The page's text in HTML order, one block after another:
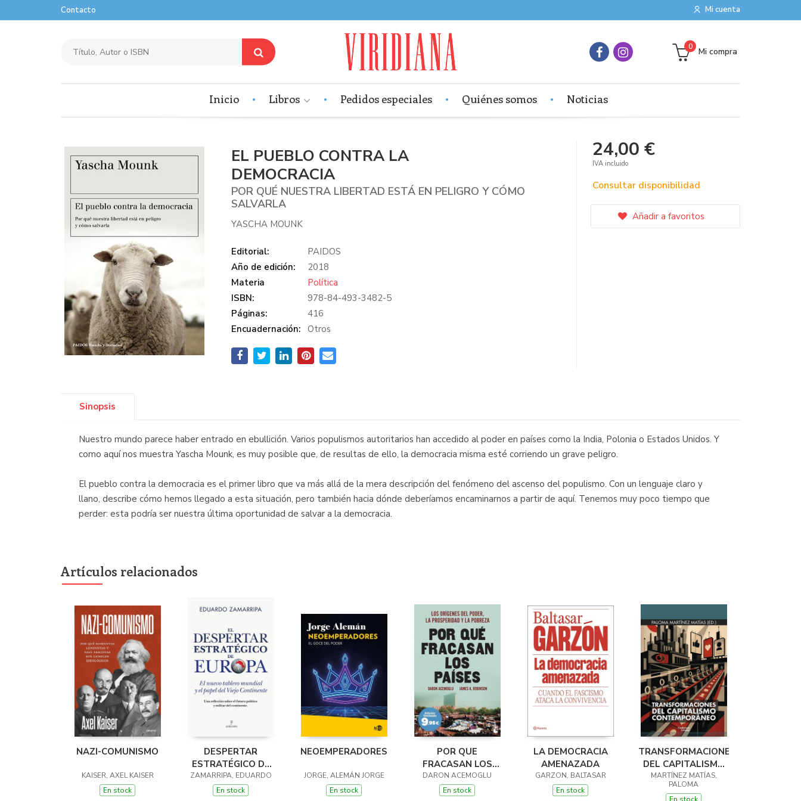
Mi cuenta
Contacto
Mi compra
0
Inicio Libros Pedidos especiales Quiénes somos Noticias
EL PUEBLO CONTRA LA
DEMOCRACIA
POR QUÉ NUESTRA LIBERTAD ESTÁ EN PELIGRO Y CÓMO
SALVARLA
YASCHA MOUNK
Editorial:
PAIDOS
Año de edición:
2018
Materia
Política
ISBN:
978-84-493-3482-5
Páginas:
416
Encuadernación:
Otros
24,00 €
IVA incluido
Consultar disponibilidad
Añadir a favoritos
Sinopsis
Nuestro mundo parece haber entrado en ebullición. Varios populismos autoritarios han accedido al poder en países como la India, Polonia o Estados Unidos. Y
como aquí nos muestra Yascha Mounk, es muy posible que, de resultas de ello, la democracia misma esté corriendo un grave peligro.
El pueblo contra la democracia es el primer libro que va más allá de la mera descripción del fenómeno del ascenso del populismo. Con un lenguaje claro y
llano, describe cómo hemos llegado a esta situación, pero también hacia dónde deberíamos encaminarnos a partir de aquí. Tenemos muy poco tiempo que
perder: esta podría ser nuestra última oportunidad de salvar a la democracia.
Artículos relacionados
NAZI-COMUNISMO
KAISER, AXEL KAISER
En stock
DESPERTAR
ESTRATÉGICO DE
EUROPA, EL
ZAMARRIPA, EDUARDO
En stock
NEOEMPERADORES
JORGE, ALEMÁN JORGE
En stock
POR QUE
FRACASAN LOS
PAISES
DARON ACEMOGLU
En stock
LA DEMOCRACIA
AMENAZADA
GARZON, BALTASAR
En stock
TRANSFORMACIONES
DEL CAPITALISMO
CONTEMPORÁNEO
MARTÍNEZ MATÍAS,
PALOMA